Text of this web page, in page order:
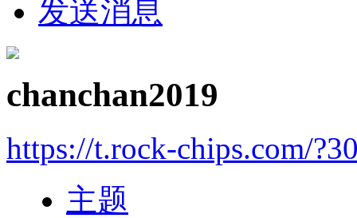
发送消息
chanchan2019
https://t.rock-chips.com/
主题